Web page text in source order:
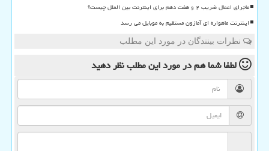
ماجرای اعمال ضریب ۲ و هفت دهم برای اینترنت بین الملل چیست؟
اینترنت ماهواره ای آمازون مستقیم به موبایل می رسد
نظرات بینندگان در مورد این مطلب
لطفا شما همدر مورد این مطلبنظر دهید